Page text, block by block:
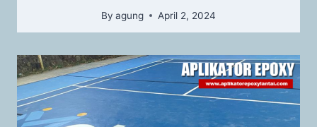
By agung April 2, 2024